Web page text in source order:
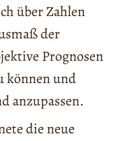
über Zahlen
der
Prognosen
können und
anzupassen.
die neue